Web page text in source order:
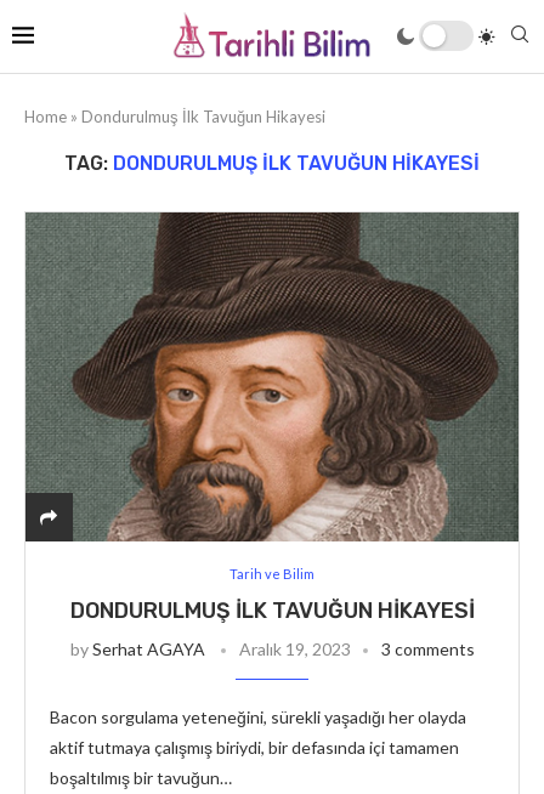
Home » Dondurulmuş İlk Tavuğun Hikayesi
TAG: DONDURULMUŞ İLK TAVUĞUN HIKAYESI
Tarih ve Bilim
DONDURULMUŞ İLK TAVUĞUN HIKAYESI
bySerhat AGAYA Aralık 19, 2023 3 comments
Bacon sorgulama yeteneğini, sürekli yaşadığı her olayda
aktif tutmaya çalışmış biriydi, bir defasında içi tamamen
boşaltılmış bir tavuğun…